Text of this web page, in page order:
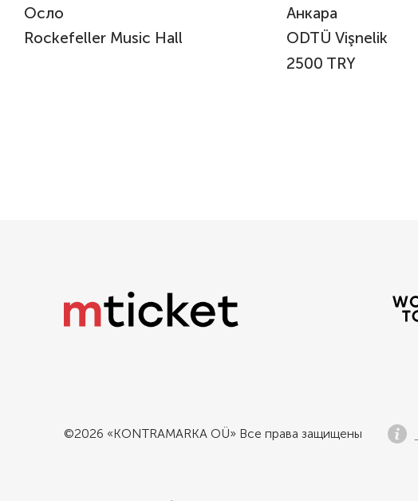
Осло
Rockefeller Music Hall
Анкара
ODTÜ Vişnelik
2500 TRY
©2026 «KONTRAMARKA OÜ» Все права защищены